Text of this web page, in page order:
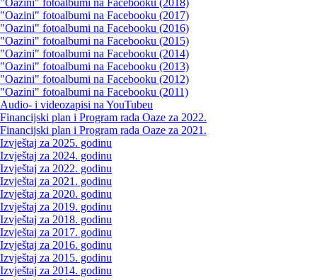
"Oazini" fotoalbumi na Facebooku (2018)
"Oazini" fotoalbumi na Facebooku (2017)
"Oazini" fotoalbumi na Facebooku (2016)
"Oazini" fotoalbumi na Facebooku (2015)
"Oazini" fotoalbumi na Facebooku (2014)
"Oazini" fotoalbumi na Facebooku (2013)
"Oazini" fotoalbumi na Facebooku (2012)
"Oazini" fotoalbumi na Facebooku (2011)
Audio- i videozapisi na YouTubeu
Financijski plan i Program rada Oaze za 2022.
Financijski plan i Program rada Oaze za 2021.
Izvještaj za 2025. godinu
Izvještaj za 2024. godinu
Izvještaj za 2022. godinu
Izvještaj za 2021. godinu
Izvještaj za 2020. godinu
Izvještaj za 2019. godinu
Izvještaj za 2018. godinu
Izvještaj za 2017. godinu
Izvještaj za 2016. godinu
Izvještaj za 2015. godinu
Izvještaj za 2014. godinu